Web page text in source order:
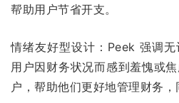
帮助用户节省开支。
情绪友好型设计：Peek 强调
用户因财务状况而感到羞愧或
户，帮助他们更好地管理财务，